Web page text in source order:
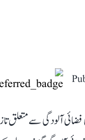
آلودگی سے متعلق